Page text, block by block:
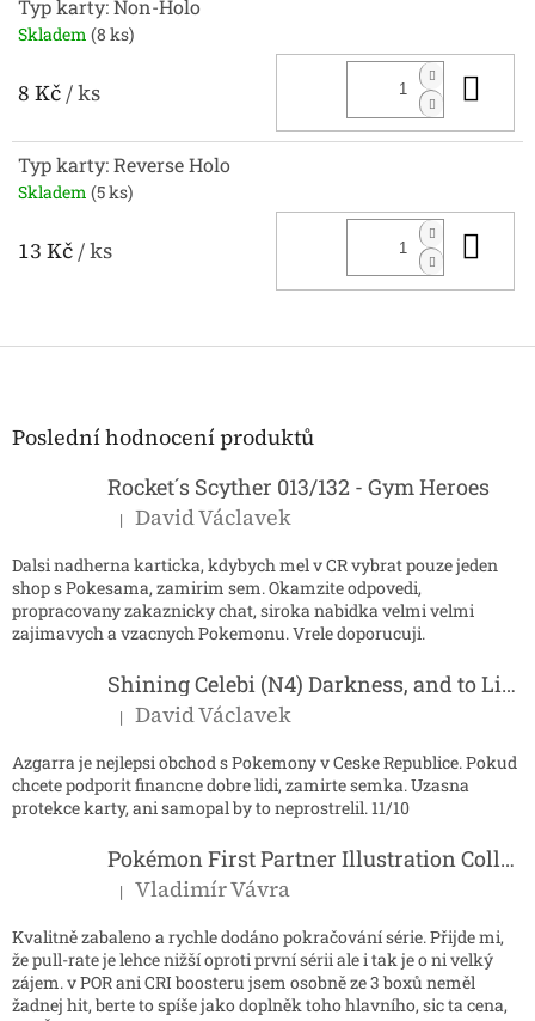
Typ karty: Non-Holo
Skladem (8 ks)
8 Kč / ks
Typ karty: Reverse Holo
Skladem (5 ks)
13 Kč/ ks
Z
Poslední hodnocení produktů
Rocket´s Scyther 013/132 - Gym Heroes
Hodnocení produktu je 5 z 5 hvězdiček.
| David Václavek
Dalsi nadherna karticka, kdybych mel v CR vybrat pouze jeden
shop s Pokesama, zamirim sem. Okamzite odpovedi,
propracovany zakaznicky chat, siroka nabidka velmi velmi
zajimavych a vzacnych Pokemonu. Vrele doporucuji.
Shining Celebi (N4) Darkness, and to Light...
Hodnocení produktu je 5 z 5 hvězdiček.
| David Václavek
Azgarra je nejlepsi obchod s Pokemony v Ceske Republice. Pokud
chcete podporit financne dobre lidi, zamirte semka. Uzasna
protekce karty, ani samopal by to neprostrelil. 11/10
Pokémon First Partner Illustration Collection - Series 2
Hodnocení produktu je 5 z 5 hvězdiček.
| Vladimír Vávra
Kvalitně zabaleno a rychle dodáno pokračování série. Přijde mi,
že pull-rate je lehce nižší oproti první sérii ale i tak je o ni velký
zájem. v POR ani CRI boosteru jsem osobně ze 3 boxů neměl
žadnej hit, berte to spíše jako doplněk toho hlavního, sic ta cena,